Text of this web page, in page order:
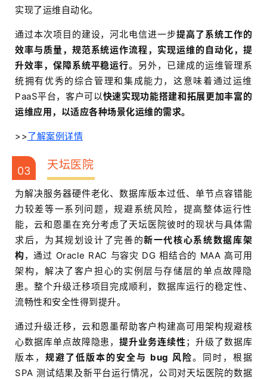
实现了运维自动化。
通过本次项目的建设，河北电信进一步提高了系统工作的
效率与质量，规范系统运作流程，实现运维的自动化，提
升效率，保障系统平稳运行。另外，已建成的运维管理系
统拥有优秀的综合管理和集成能力，这意味着通过运维
PaaS平台，客户可以快速实现功能搭建和拓展更加丰富的
运维应用，以适应各种场景化运维的需求。
>>了解案例详情
03 天坛医院
为解决服务器硬件老化、数据库版本过低、单节点容错能
力较差等一系列问题，规避系统风险，提高整体运行性
能，云和恩墨在充分考虑了天坛医院彼时的现状与具体需
求后，为其规划设计了完善的新一代核心系统数据库架
构，通过 Oracle RAC 与容灾 DG 相结合的 MAA 高可用
架构，解决了客户担心的实例层与存储层的单点故障隐
患。整个升级迁移项目完成顺利，数据库运行的稳定性、
流畅性和安全性得到提升。
通过升级迁移，云和恩墨帮助客户构建高可用架构规避核
心数据库单点故障隐患，提升业务连续性 ；升级了数据库
版本， 规避了低版本的安全与 bug 风险。同时，根据
SPA 测试结果及新平台运行情况，公司对天坛医院的数据